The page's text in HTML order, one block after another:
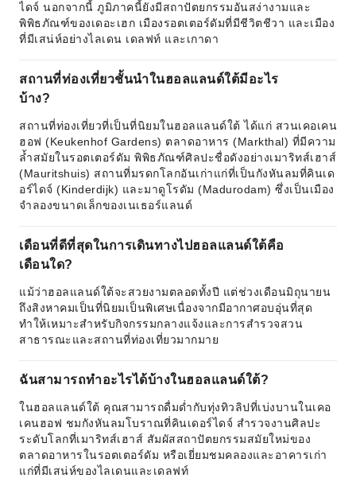
ไดจ์ นอกจากนี้ ภูมิภาคนี้ยังมีสถาปัตยกรรมอันสง่างามและ
พิพิธภัณฑ์ของเดอะเฮก เมืองรอตเตอร์ดัมที่มีชีวิตชีวา และเมือง
ที่มีเสน่ห์อย่างไลเดน เดลฟท์ และเกาดา
สถานที่ท่องเที่ยวชั้นนำในฮอลแลนด์ใต้มีอะไร
บ้าง?
สถานที่ท่องเที่ยวที่เป็นที่นิยมในฮอลแลนด์ใต้ ได้แก่ สวนเคอเคน
ฮอฟ (Keukenhof Gardens) ตลาดอาหาร (Markthal) ที่มีความ
ล้ำสมัยในรอตเตอร์ดัม พิพิธภัณฑ์ศิลปะชื่อดังอย่างเมาริทส์เฮาส์
(Mauritshuis) สถานที่มรดกโลกอันเก่าแก่ที่เป็นกังหันลมที่คินเด
อร์ไดจ์ (Kinderdijk) และมาดูโรดัม (Madurodam) ซึ่งเป็นเมือง
จำลองขนาดเล็กของเนเธอร์แลนด์
เดือนที่ดีที่สุดในการเดินทางไปฮอลแลนด์ใต้คือ
เดือนใด?
แม้ว่าฮอลแลนด์ใต้จะสวยงามตลอดทั้งปี แต่ช่วงเดือนมิถุนายน
ถึงสิงหาคมเป็นที่นิยมเป็นพิเศษเนื่องจากมีอากาศอบอุ่นที่สุด
ทำให้เหมาะสำหรับกิจกรรมกลางแจ้งและการสำรวจสวน
สาธารณะและสถานที่ท่องเที่ยวมากมาย
ฉันสามารถทำอะไรได้บ้างในฮอลแลนด์ใต้?
ในฮอลแลนด์ใต้ คุณสามารถดื่มด่ำกับทุ่งทิวลิปที่เบ่งบานในเคอ
เคนฮอฟ ชมกังหันลมโบราณที่คินเดอร์ไดจ์ สำรวจงานศิลปะ
ระดับโลกที่เมาริทส์เฮาส์ สัมผัสสถาปัตยกรรมสมัยใหม่ของ
ตลาดอาหารในรอตเตอร์ดัม หรือเยี่ยมชมคลองและอาคารเก่า
แก่ที่มีเสน่ห์ของไลเดนและเดลฟท์